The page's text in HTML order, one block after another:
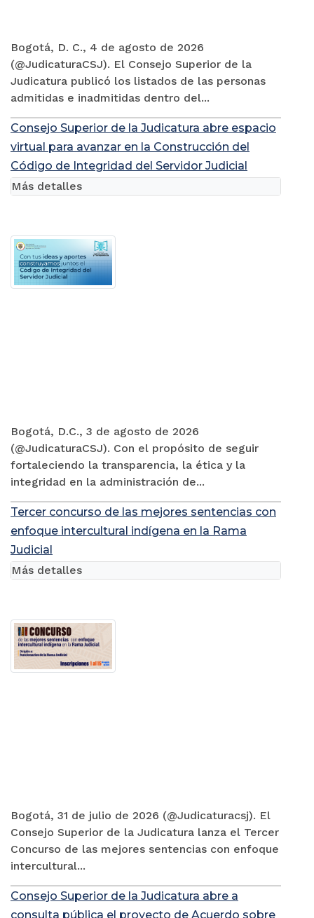
Bogotá, D. C., 4 de agosto de 2026
(@JudicaturaCSJ). El Consejo Superior de la
Judicatura publicó los listados de las personas
admitidas e inadmitidas dentro del...
Consejo Superior de la Judicatura abre espacio
virtual para avanzar en la Construcción del
Código de Integridad del Servidor Judicial
Bogotá, D.C., 3 de agosto de 2026
(@JudicaturaCSJ). Con el propósito de seguir
fortaleciendo la transparencia, la ética y la
integridad en la administración de...
Más detalles
Tercer concurso de las mejores sentencias con
enfoque intercultural indígena en la Rama
Judicial
Bogotá, 31 de julio de 2026 (@Judicaturacsj). El
Consejo Superior de la Judicatura lanza el Tercer
Concurso de las mejores sentencias con enfoque
intercultural...
Más detalles
Consejo Superior de la Judicatura abre a
consulta pública el proyecto de Acuerdo sobre